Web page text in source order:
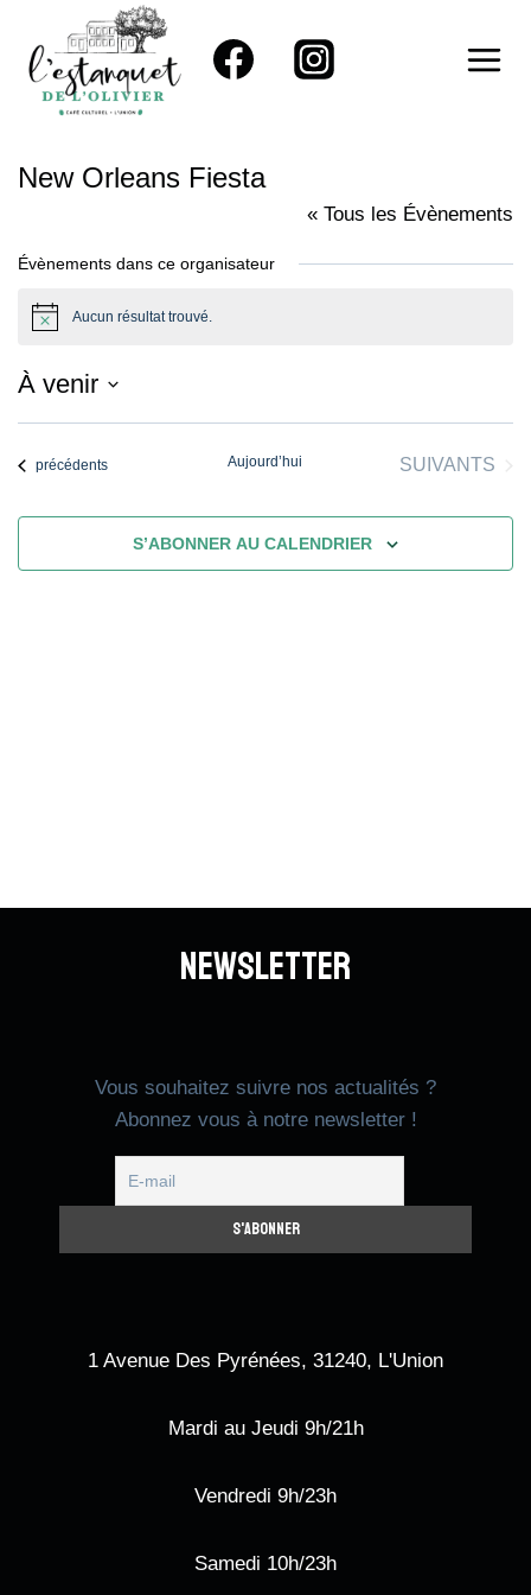
contenu
New Orleans Fiesta
« Tous les Évènements
Évènements dans ce organisateur
Notice Aucun résultat trouvé.
À venir
Sélectionnez
Évènements
précédents Aujourd’hui SUIVANTS
S’ABONNER AU CALENDRIER
Newsletter
Vous souhaitez suivre nos actualités ?
Abonnez vous à notre newsletter !
1 Avenue Des Pyrénées, 31240, L'Union
Mardi au Jeudi 9h/21h
Vendredi 9h/23h
Samedi 10h/23h